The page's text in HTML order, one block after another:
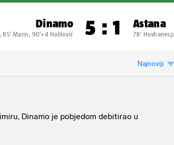
Dinamo
85' Marin, 90'+4 Halilović 5 : 1 Astana
78'
Najnoviji
Dinamo je pobjedom debitirao u